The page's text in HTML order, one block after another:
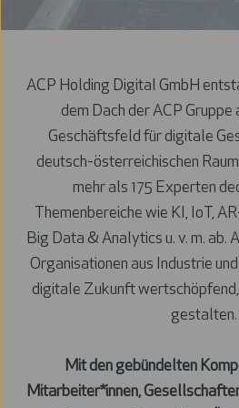
ACP Holding Digital GmbH
dem Dach der ACP
Geschäftsfeld für digitale
deutsch-österreichischen
mehr als 175 Experten
Themenbereiche wie KI, IoT,
Big Data & Analytics u. v. m. ab.
Organisationen aus Industrie
digitale Zukunft wertschöpfend,
gestalten.
Mit den gebündelten
Mitarbeiter*innen,